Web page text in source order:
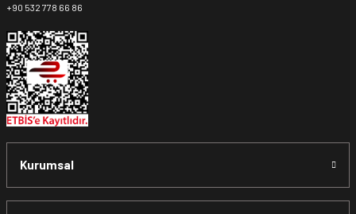
+90 532 778 66 86
Kurumsal